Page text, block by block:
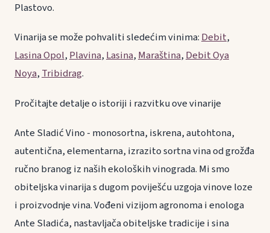
Plastovo.
Vinarija se može pohvaliti sledećim vinima:Debit,
Lasina Opol,Plavina,Lasina,Maraština,Debit Oya
Noya,Tribidrag.
Pročitajte detalje o istoriji i razvitku ove vinarije
Ante Sladić Vino - monosortna, iskrena, autohtona,
autentična, elementarna, izrazito sortna vina od grožđa
ručno branog iz naših ekoloških vinograda. Mi smo
obiteljska vinarija s dugom poviješću uzgoja vinove loze
i proizvodnje vina. Vođeni vizijom agronoma i enologa
Ante Sladića, nastavljača obiteljske tradicije i sina